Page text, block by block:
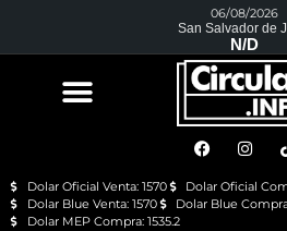
06/08/2026
San Salvador de
N/D
Dolar Oficial Venta: 1570
Dolar Oficial
Dolar Blue Venta: 1570
Dolar Blue
Dolar MEP Compra: 1535.2